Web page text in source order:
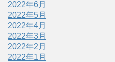
2022年6月
2022年5月
2022年4月
2022年3月
2022年2月
2022年1月